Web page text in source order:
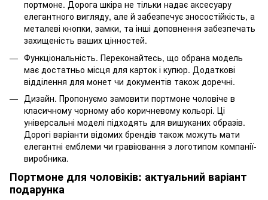
портмоне. Дорога шкіра не тільки надає аксесуару
елегантного вигляду, але й забезпечує зносостійкість, а
металеві кнопки, замки, та інші доповнення забезпечать
захищеність ваших цінностей.
Функціональність. Переконайтесь, що обрана модель
має достатньо місця для карток і купюр. Додаткові
відділення для монет чи документів також доречні.
Дизайн. Пропонуємо замовити портмоне чоловіче в
класичному чорному або коричневому кольорі. Ці
універсальні моделі підходять для вишуканих образів.
Дорогі варіанти відомих брендів також можуть мати
елегантні емблеми чи гравіювання з логотипом компанії-
виробника.
Портмоне для чоловіків: актуальний варіант
подарунка